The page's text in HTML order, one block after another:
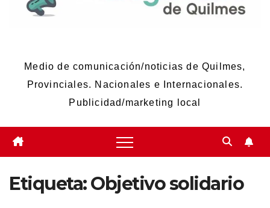
Medio de comunicación/noticias de Quilmes,
Provinciales. Nacionales e Internacionales.
Publicidad/marketing local
Etiqueta:Objetivo solidario